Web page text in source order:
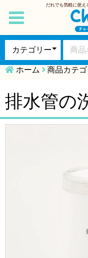
だれでも気軽に使え
toggle
navigation
ホーム 商品カテ
排水管の